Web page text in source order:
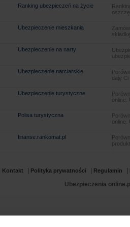
Ranking ubezpieczeń na życie
Ubezpieczenie mieszkania
Ubezpieczenie na narty
Ubezpieczenie narciarskie
daję
Ubezpieczenie turystyczne
Polisa turystyczna
finanse.rankomat.pl
Kontakt Polityka prywatności Regulamin
Ubezpieczenia